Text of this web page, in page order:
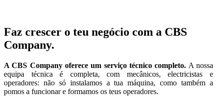
Faz crescer o teu negócio com a CBS
Company.
A CBS Company oferece um serviço técnico completo. A nossa
equipa técnica é completa, com mecânicos, electricistas e
operadores: não só instalamos a tua máquina, como também a
pomos a funcionar e formamos os teus operadores.